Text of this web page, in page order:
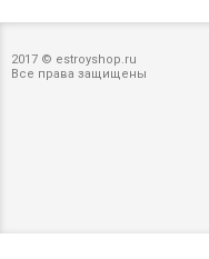
2017 © estroyshop.ru
Все права защищены